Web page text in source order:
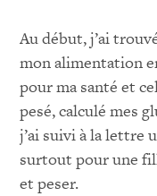
Au début, j’ai
mon alimentation
pour ma santé et
pesé, calculé mes
j’ai suivi à la lettre
surtout pour une
et peser.